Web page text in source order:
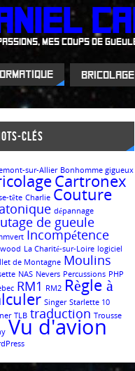
mes coups de
Bricolage
clés
sur-Allier Bonhomme gigueux
Cartronex
tête Charlie Couture
dépannage
de gueule
Incompétence
La Charité-sur-Loire logiciel
de Montagne Moulins
NAS Nevers Percussions PHP
RM1 RM2 Règle à
Singer Starlette 10
TLB traduction Trousse
Vu d'avion